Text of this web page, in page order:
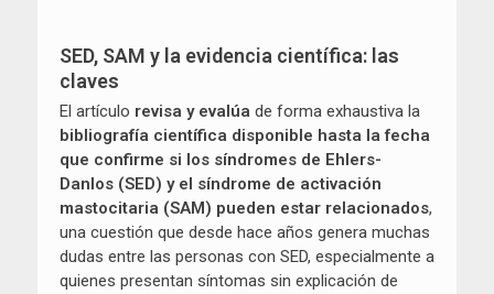
SED, SAM y la evidencia científica: las
claves
El artículo revisa y evalúa de forma exhaustiva la
bibliografía científica disponible hasta la fecha
que confirme si los síndromes de Ehlers-
Danlos (SED) y el síndrome de activación
mastocitaria (SAM) pueden estar relacionados,
una cuestión que desde hace años genera muchas
dudas entre las personas con SED, especialmente a
quienes presentan síntomas sin explicación de